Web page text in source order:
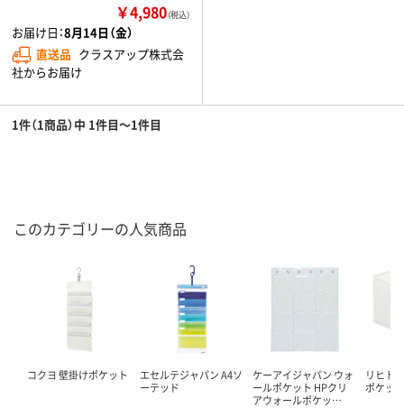
￥4,980（税込）
お届け日：8月14日（金）
直送品 クラスアップ株式会
社からお届け
1件（1商品）中 1件目～1件目
このカテゴリーの人気商品
コクヨ 壁掛けポケット
エセルテジャパン A4ソ
ーテッド
ケーアイジャパン ウォ
ールポケット HPクリ
アウォールポケッ…
リヒト
ポケッ